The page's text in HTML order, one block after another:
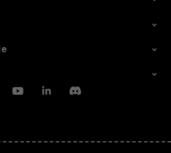
YoutubeLinkedinDiscord